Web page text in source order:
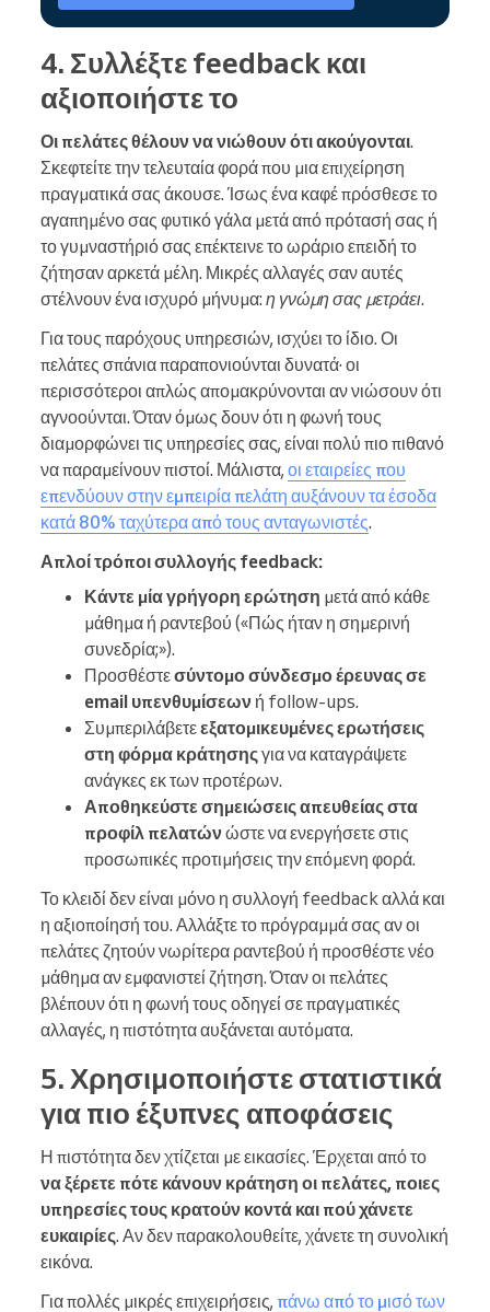
4. Συλλέξτε feedback και
αξιοποιήστε το
Οι πελάτες θέλουν να νιώθουν ότι ακούγονται.
Σκεφτείτε την τελευταία φορά που μια επιχείρηση
πραγματικά σας άκουσε. Ίσως ένα καφέ πρόσθεσε το
αγαπημένο σας φυτικό γάλα μετά από πρότασή σας ή
το γυμναστήριό σας επέκτεινε το ωράριο επειδή το
ζήτησαν αρκετά μέλη. Μικρές αλλαγές σαν αυτές
στέλνουν ένα ισχυρό μήνυμα: η γνώμη σας μετράει.
Για τους παρόχους υπηρεσιών, ισχύει το ίδιο. Οι
πελάτες σπάνια παραπονιούνται δυνατά· οι
περισσότεροι απλώς απομακρύνονται αν νιώσουν ότι
αγνοούνται. Όταν όμως δουν ότι η φωνή τους
διαμορφώνει τις υπηρεσίες σας, είναι πολύ πιο πιθανό
να παραμείνουν πιστοί. Μάλιστα, οι εταιρείες που
επενδύουν στην εμπειρία πελάτη αυξάνουν τα έσοδα
κατά 80% ταχύτερα από τους ανταγωνιστές.
Απλοί τρόποι συλλογής feedback:
Κάντε μία γρήγορη ερώτηση μετά από κάθε
μάθημα ή ραντεβού («Πώς ήταν η σημερινή
συνεδρία;»).
Προσθέστεσύντομο σύνδεσμο έρευνας σε
email υπενθυμίσεων ή follow-ups.
Συμπεριλάβετεεξατομικευμένες ερωτήσεις
στη φόρμα κράτησηςγια να καταγράψετε
ανάγκες εκ των προτέρων.
Αποθηκεύστε σημειώσεις απευθείας στα
προφίλ πελατώνώστε να ενεργήσετε στις
προσωπικές προτιμήσεις την επόμενη φορά.
Το κλειδί δεν είναι μόνο η συλλογή feedback αλλά και
η αξιοποίησή του. Αλλάξτε το πρόγραμμά σας αν οι
πελάτες ζητούν νωρίτερα ραντεβού ή προσθέστε νέο
μάθημα αν εμφανιστεί ζήτηση. Όταν οι πελάτες
βλέπουν ότι η φωνή τους οδηγεί σε πραγματικές
αλλαγές, η πιστότητα αυξάνεται αυτόματα.
5. Χρησιμοποιήστε στατιστικά
για πιο έξυπνες αποφάσεις
Η πιστότητα δεν χτίζεται με εικασίες. Έρχεται από το
να ξέρετε πότε κάνουν κράτηση οι πελάτες, ποιες
υπηρεσίες τους κρατούν κοντά και πού χάνετε
ευκαιρίες. Αν δεν παρακολουθείτε, χάνετε τη συνολική
εικόνα.
Για πολλές μικρές επιχειρήσεις, πάνω από το μισό των